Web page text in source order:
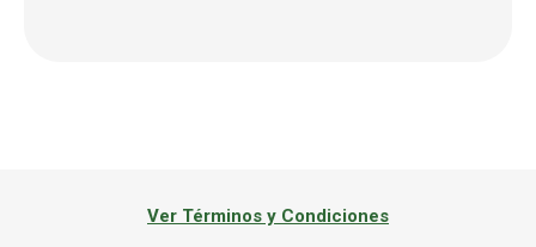
Ver Términos y Condiciones